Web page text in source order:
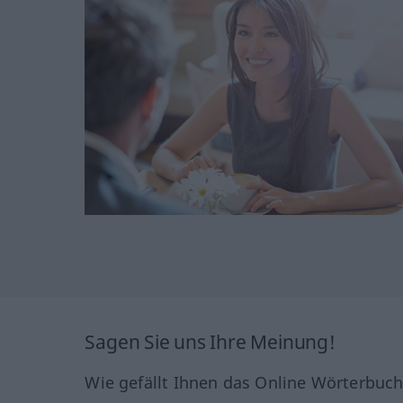
Sagen Sie uns Ihre Meinung!
Wie gefällt Ihnen das Online